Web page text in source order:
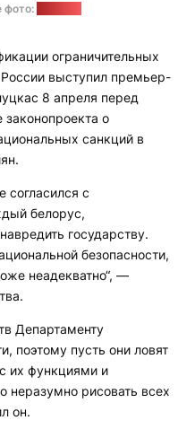
фото:
ограничительных
выступил премьер-
8 апреля перед
о
санкций в
согласился с
белорус,
государству.
безопасности,
неадекватно“, —
Департаменту
поэтому пусть они ловят
их функциями и
неразумно рисовать всех
он.